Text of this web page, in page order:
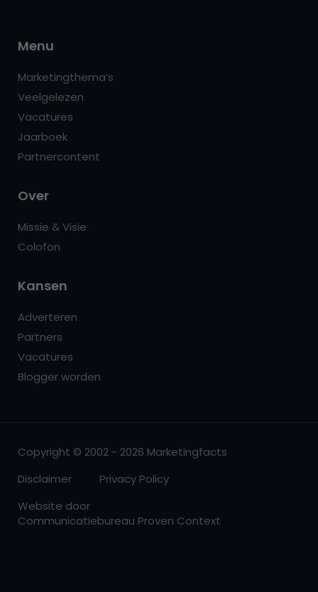
Menu
Marketingthema’s
Veelgelezen
Vacatures
Jaarboek
Partnercontent
Over
Missie & Visie
Colofon
Kansen
Adverteren
Partners
Vacatures
Blogger worden
Copyright © 2002 - 2026 Marketingfacts
Disclaimer
Privacy Policy
Website door
Communicatiebureau Proven Context